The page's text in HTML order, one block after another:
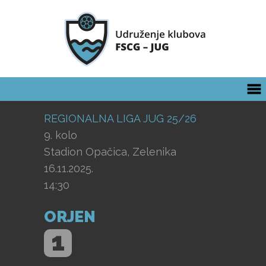
REGIONALNA LIGA JUG 25/26
9. kolo
Stadion Opačica, Zelenika
16.11.2025.
14:30
ORJEN
1